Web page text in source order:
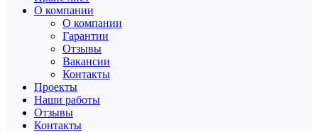
О компании
О компании
Гарантии
Отзывы
Вакансии
Контакты
Проекты
Наши работы
Отзывы
Контакты